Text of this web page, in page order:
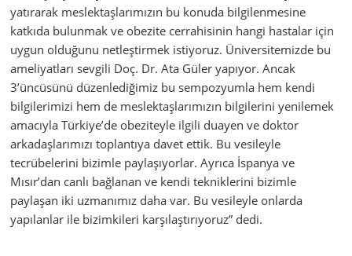
yatırarak meslektaşlarımızın bu konuda bilgilenmesine
katkıda bulunmak ve obezite cerrahisinin hangi hastalar için
uygun olduğunu netleştirmek istiyoruz. Üniversitemizde bu
ameliyatları sevgili Doç. Dr. Ata Güler yapıyor. Ancak
3’üncüsünü düzenlediğimiz bu sempozyumla hem kendi
bilgilerimizi hem de meslektaşlarımızın bilgilerini yenilemek
amacıyla Türkiye’de obeziteyle ilgili duayen ve doktor
arkadaşlarımızı toplantıya davet ettik. Bu vesileyle
tecrübelerini bizimle paylaşıyorlar. Ayrıca İspanya ve
Mısır’dan canlı bağlanan ve kendi tekniklerini bizimle
paylaşan iki uzmanımız daha var. Bu vesileyle onlarda
yapılanlar ile bizimkileri karşılaştırıyoruz” dedi.